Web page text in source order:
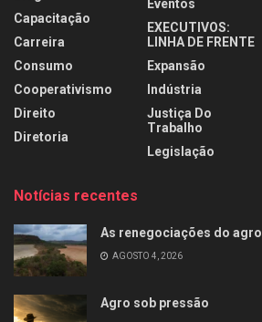
Capacitação
Carreira
Consumo
Cooperativismo
Direito
Diretoria
Eventos
EXECUTIVOS:
LINHA DE FRENTE
Expansão
Indústria
Justiça Do
Trabalho
Legislação
Notícias recentes
As renegociações do agro
AGOSTO 4, 2026
Agro sob pressão